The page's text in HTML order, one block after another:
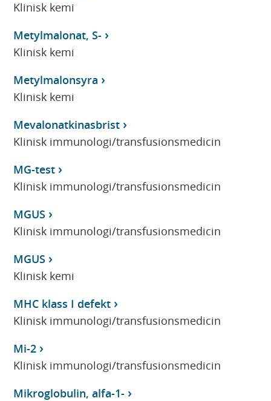
Klinisk kemi
Metylmalonat, S-
Klinisk kemi
Metylmalonsyra
Klinisk kemi
Mevalonatkinasbrist
Klinisk immunologi/transfusionsmedicin
MG-test
Klinisk immunologi/transfusionsmedicin
MGUS
Klinisk immunologi/transfusionsmedicin
MGUS
Klinisk kemi
MHC klass I defekt
Klinisk immunologi/transfusionsmedicin
Mi-2
Klinisk immunologi/transfusionsmedicin
Mikroglobulin, alfa-1-